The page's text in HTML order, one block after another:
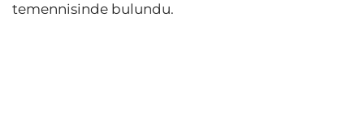
temennisinde bulundu.